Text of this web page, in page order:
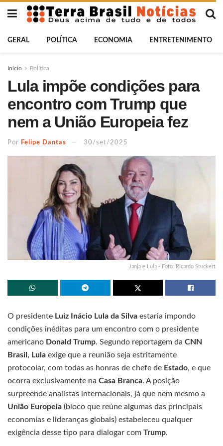
GERAL POLÍTICA ECONOMIA ENTRETENIMENTO
Início Política
Lula impõe condições para
encontro com Trump que
nem a União Europeia fez
Por Felipe Dantas 30/set/2025
Janja e Lula - Foto: Ricardo Stuckert
O presidente Luiz Inácio Lula da Silva estaria impondo
condições inéditas para um encontro com o presidente
americano Donald Trump. Segundo reportagem da CNN
Brasil, Lula exige que a reunião seja estritamente
protocolar, com todas as honras de chefe de Estado, e que
ocorra exclusivamente na Casa Branca. A posição
surpreende analistas internacionais, já que nem mesmo a
União Europeia (bloco que reúne algumas das principais
economias e lideranças globais) estabeleceu qualquer
exigência desse tipo para dialogar com Trump.